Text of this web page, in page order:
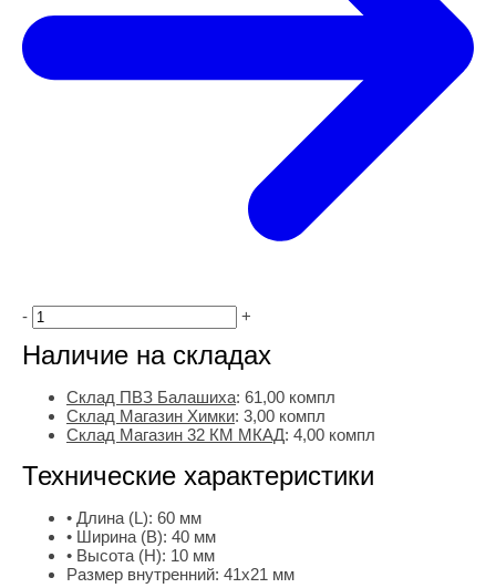
- +
Наличие на складах
Склад ПВЗ Балашиха: 61,00 компл
Склад Магазин Химки: 3,00 компл
Склад Магазин 32 КМ МКАД: 4,00 компл
Технические характеристики
• Длина (L): 60 мм
• Ширина (B): 40 мм
• Высота (H): 10 мм
Размер внутренний: 41х21 мм